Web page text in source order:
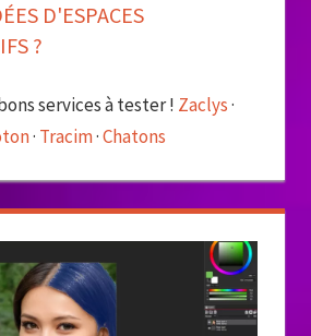
D'ESPACES
?
services à tester ! Zaclys·
· Tracim·Chatons